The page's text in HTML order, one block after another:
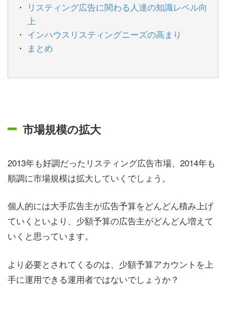
リスティング広告に関わる人達の知識レベル向
上
インハウスリスティングニーズの高まり
まとめ
市場規模の拡大
2013年も好調だったリスティング広告市場、2014年も
順調に市場規模は拡大していくでしょう。
個人的には大手広告主が広告予算をどんどん積み上げ
ていくといより、少額予算の広告主がどんどん増えて
いくと思っています。
より必要とされてくるのは、少額予算アカウントを上
手に運用できる運用者ではないでしょうか？